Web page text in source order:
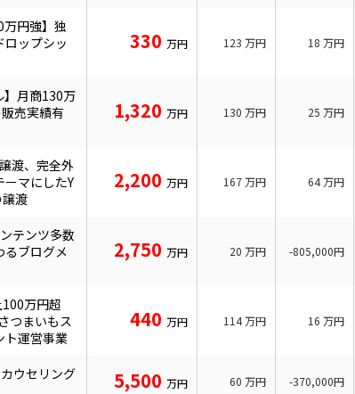
万円強】独
ロップシッ
330 万円 123 万円 18 万円
】月商130万
販売実績有
1,320 万円 130 万円 25 万円
渡、完全外
マにしたY
渡
2,200 万円 167万円 64万円
テンツ多数
るブログメ
2,750 万円 20 万円 -805,000円
100万円超
つまいもス
ト運営事業
440 万円 114万円 16 万円
ウセリング
5,500 万円 60 万円 -370,000円